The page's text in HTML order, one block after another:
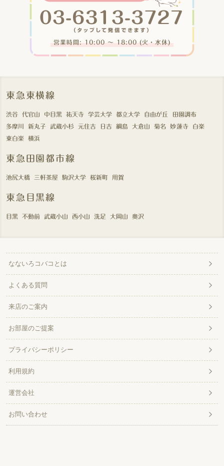
営業時間: 10:00 〜 18:00 (火・水休)
東急東横線
渋谷 代官山 中目黒 祐天寺 学芸大学 都立大学 自由が丘
田園調布
多摩川
新丸子 武蔵小杉 元住吉 日吉 綱島 大倉山 菊名 妙蓮寺
白楽
東白楽
横浜
東急田園都市線
池尻大橋 三軒茶屋 駒沢大学 桜新町 用賀
東急目黒線
目黒 不動前 武蔵小山 西小山 洗足 大岡山 奥沢
なないろコバコとは
よくある質問
来店のご案内
お部屋のご提案
プライバシーポリシー
利用規約
運営会社
お問い合わせ